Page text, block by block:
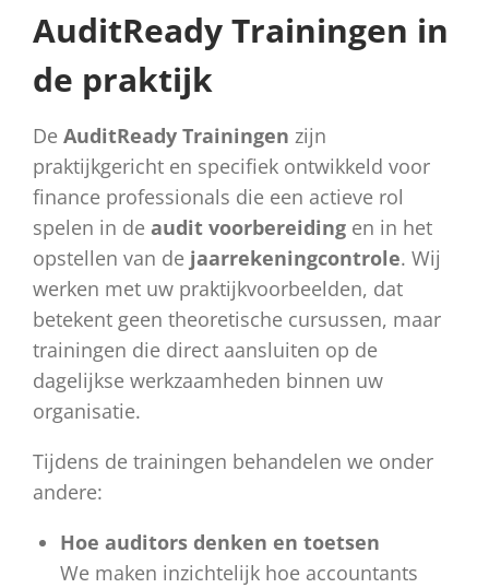
AuditReady Trainingen in
de praktijk
De AuditReady Trainingen zijn
praktijkgericht en specifiek ontwikkeld voor
finance professionals die een actieve rol
spelen in de audit voorbereiding en in het
opstellen van de jaarrekeningcontrole. Wij
werken met uw praktijkvoorbeelden, dat
betekent geen theoretische cursussen, maar
trainingen die direct aansluiten op de
dagelijkse werkzaamheden binnen uw
organisatie.
Tijdens de trainingen behandelen we onder
andere:
Hoe auditors denken en toetsen
We maken inzichtelijk hoe accountants